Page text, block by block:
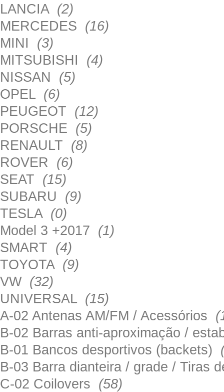
LANCIA (2)
MERCEDES (16)
MINI (3)
MITSUBISHI (4)
NISSAN (5)
OPEL (6)
PEUGEOT (12)
PORSCHE (5)
RENAULT (8)
ROVER (6)
SEAT (15)
SUBARU (9)
TESLA (0)
Model 3 +2017 (1)
SMART (4)
TOYOTA (9)
VW (32)
UNIVERSAL (15)
A-02 Antenas AM/FM / Acessórios
B-02 Barras anti-aproximação /
B-01 Bancos desportivos (backets)
B-03 Barra dianteira / grade / Tiras
C-02 Coilovers (58)